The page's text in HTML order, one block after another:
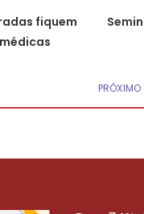
fiquem
PRÓXIMO